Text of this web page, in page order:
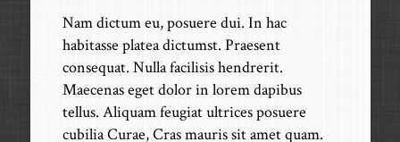
Nam dictum eu, posuere dui. In hac
habitasse platea dictumst. Praesent
consequat. Nulla facilisis hendrerit.
Maecenas eget dolor in lorem dapibus
tellus. Aliquam feugiat ultrices posuere
cubilia Curae, Cras mauris sit amet quam.